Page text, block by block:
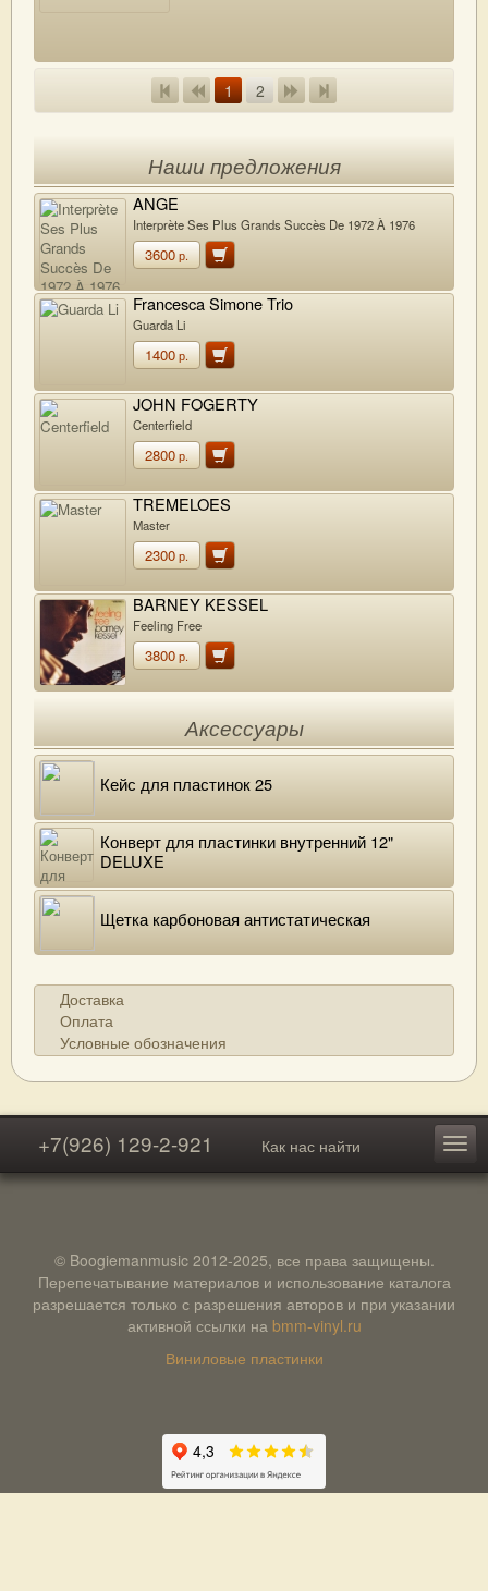
1 2
Наши предложения
ANGE
Interprète Ses Plus Grands Succès De 1972 À 1976
3600р.
Francesca Simone Trio
Guarda Li
1400р.
JOHN FOGERTY
Centerfield
2800р.
TREMELOES
Master
2300р.
BARNEY KESSEL
Feeling Free
3800р.
Аксессуары
Кейс для пластинок 25
Конверт для пластинки внутренний 12"
DELUXE
Щетка карбоновая антистатическая
Доставка
Оплата
Условные обозначения
+7(926) 129-2-921 Как нас найти
© Boogiemanmusic 2012-2025, все права защищены.
Перепечатывание материалов и использование каталога
разрешается только с разрешения авторов и при указании
активной ссылки на bmm-vinyl.ru
Виниловые пластинки